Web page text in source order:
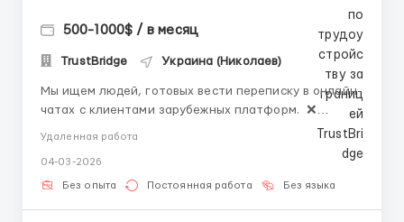
500-1000$ / в месяц
TrustBridge Украина (Николаев)
Мы ищем людей, готовых вести переписку в онлайн-
чатах с клиентами зарубежных платформ. ❌
Звонков нет. ✅ Только текст (английский язык
или ноутбук (телефон/планшет не подходят);
стабильный интернет; г...
Удаленная работа
04-03-2026
Без опыта Постоянная работа Без языка